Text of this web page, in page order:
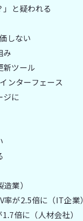
と疑われる
しない
み
新ツール
ンターフェース
ジに
業）
が2.5倍に（IT企業）
倍に（人材会社）